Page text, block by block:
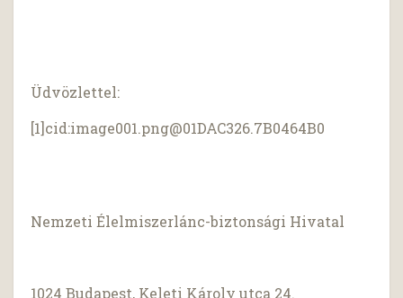
Üdvözlettel:
[1]cid:image001.png@01DAC326.7B0464B0
Nemzeti Élelmiszerlánc-biztonsági Hivatal
1024 Budapest, Keleti Károly utca 24.